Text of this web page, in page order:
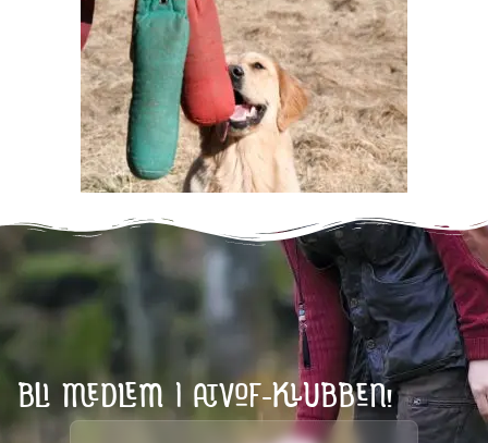
BLI MEDLEM I ATVOF-KLUBBEN!